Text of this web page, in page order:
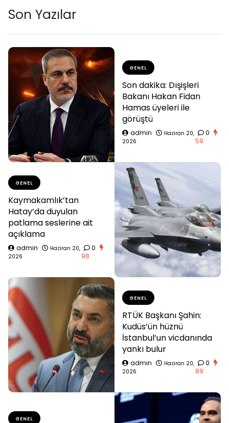
Son Yazılar
GENEL
Son dakika: Dışişleri
Bakanı Hakan Fidan
Hamas üyeleri ile
görüştü
admin
Haziran 20,
2026
0
59
GENEL
Kaymakamlık’tan
Hatay’da duyulan
patlama seslerine ait
açıklama
admin
Haziran 20,
2026
0
98
GENEL
RTÜK Başkanı Şahin:
Kudüs’ün hüznü
İstanbul’un vicdanında
yankı bulur
admin
Haziran 20,
2026
0
89
GENEL